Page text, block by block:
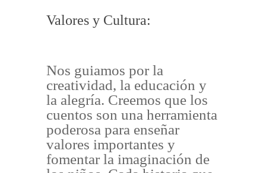
Valores y Cultura:
Nos guiamos por la
creatividad, la educación y
la alegría. Creemos que los
cuentos son una herramienta
poderosa para enseñar
valores importantes y
fomentar la imaginación de